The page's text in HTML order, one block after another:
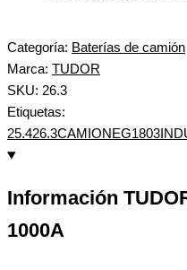
Categoría: Baterías de camión
Marca: TUDOR
SKU: 26.3
Etiquetas:
25.426.3CAMION EG1803
Información
1000A